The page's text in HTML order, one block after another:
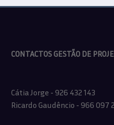
CONTACTOS GESTÃO DE
Cátia Jorge - 926 432 143
Ricardo Gaudêncio - 966 097